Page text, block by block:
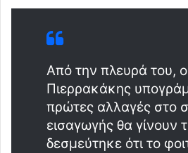
Από την πλευρά του,
Πιερρακάκης
πρώτες αλλαγές στο
εισαγωγής θα γίνουν
δεσμεύτηκε ότι το